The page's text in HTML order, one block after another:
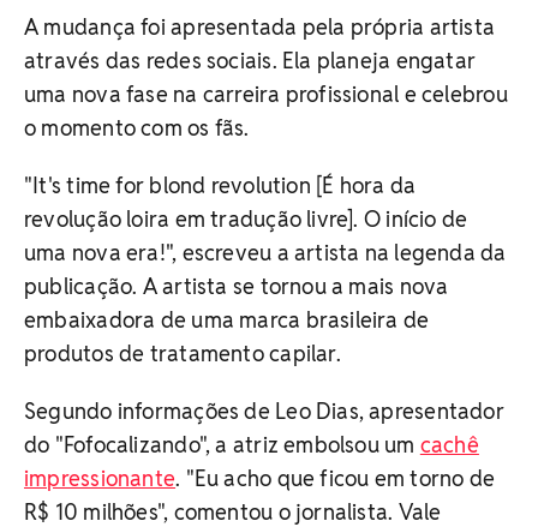
A mudança foi apresentada pela própria artista
através das redes sociais. Ela planeja engatar
uma nova fase na carreira profissional e celebrou
o momento com os fãs.
"It's time for blond revolution [É hora da
revolução loira em tradução livre]. O início de
uma nova era!", escreveu a artista na legenda da
publicação. A artista se tornou a mais nova
embaixadora de uma marca brasileira de
produtos de tratamento capilar.
Segundo informações de Leo Dias, apresentador
do "Fofocalizando", a atriz embolsou um cachê
impressionante. "Eu acho que ficou em torno de
R$ 10 milhões", comentou o jornalista. Vale